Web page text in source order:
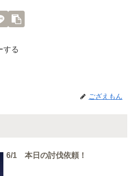
する
ござえもん
6/1 本日の討伐依頼！